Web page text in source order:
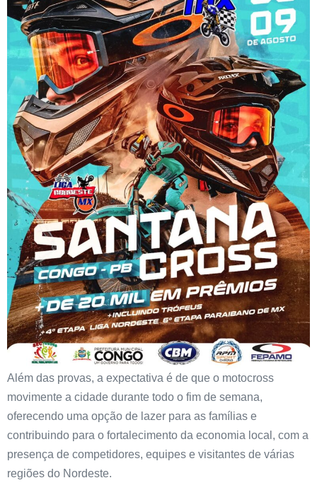
Além das provas, a expectativa é de que o motocross
movimente a cidade durante todo o fim de semana,
oferecendo uma opção de lazer para as famílias e
contribuindo para o fortalecimento da economia local, com a
presença de competidores, equipes e visitantes de várias
regiões do Nordeste.